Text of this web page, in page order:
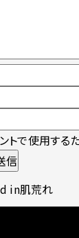
トで使用する
in肌荒れ